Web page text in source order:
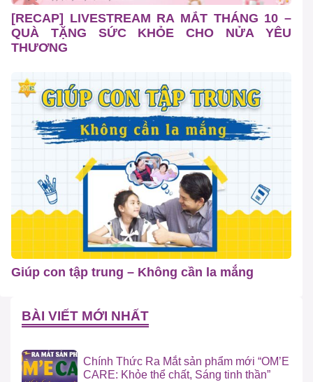
[RECAP] LIVESTREAM RA MẮT THÁNG 10 –
QUÀ TẶNG SỨC KHỎE CHO NỬA YÊU
THƯƠNG
Giúp con tập trung – Không cần la mắng
BÀI VIẾT MỚI NHẤT
Chính Thức Ra Mắt sản phẩm mới “OM’E
CARE: Khỏe thể chất, Sáng tinh thần”